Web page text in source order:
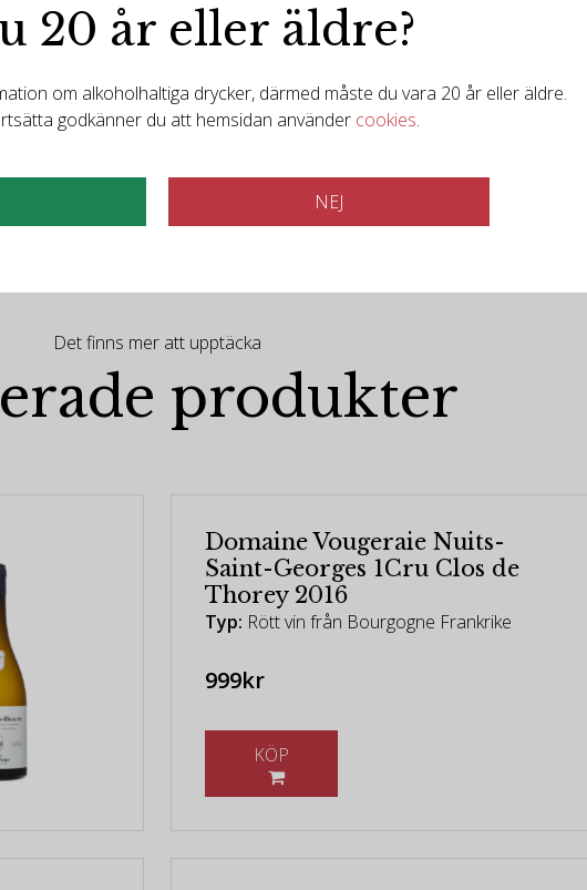
Det finns mer att upptäcka
produkter
Domaine Vougeraie Nuits-
Saint-Georges 1Cru Clos de
Thorey 2016
Typ: Rött vin från Bourgogne Frankrike
999kr
20 år eller äldre?
om alkoholhaltiga drycker, därmed måste du vara 20 år eller äldre.
godkänner du att hemsidan använder cookies.
NEJ